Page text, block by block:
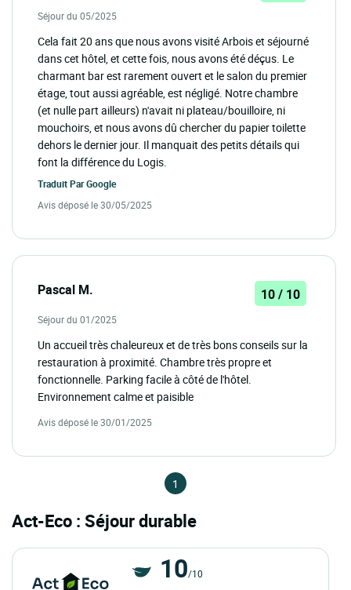
Séjour du 05/2025
Cela fait 20 ans que nous avons visité Arbois et séjourné
dans cet hôtel, et cette fois, nous avons été déçus. Le
charmant bar est rarement ouvert et le salon du premier
étage, tout aussi agréable, est négligé. Notre chambre
(et nulle part ailleurs) n'avait ni plateau/bouilloire, ni
mouchoirs, et nous avons dû chercher du papier toilette
dehors le dernier jour. Il manquait des petits détails qui
font la différence du Logis.
Traduit ParGoogle
Avis déposé le 30/05/2025
Pascal M. 10 / 10
Séjour du 01/2025
Un accueil très chaleureux et de très bons conseils sur la
restauration à proximité. Chambre très propre et
fonctionnelle. Parking facile à côté de l'hôtel.
Environnement calme et paisible
Avis déposé le 30/01/2025
1
Act-Eco : Séjour durable
10/10